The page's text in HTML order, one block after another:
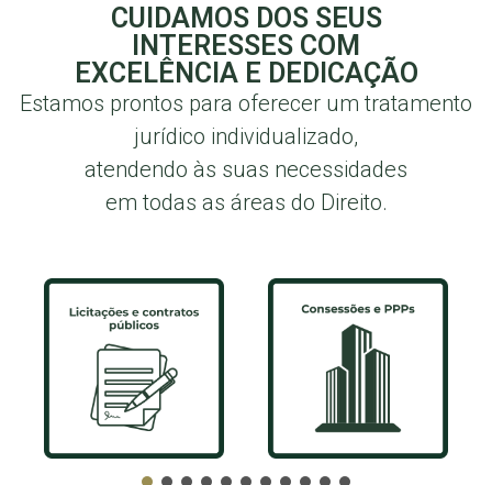
CUIDAMOS DOS SEUS
INTERESSES COM
EXCELÊNCIA E DEDICAÇÃO
Estamos prontos para oferecer um tratamento
jurídico individualizado,
atendendo às suas necessidades
em todas as áreas do Direito.